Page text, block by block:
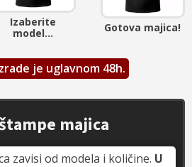
Izaberite
model...
Gotova majica!
je uglavnom 48h.
majica
zavisi od modela i količine. U